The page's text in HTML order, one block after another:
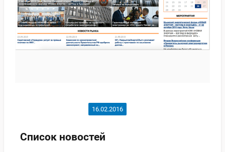
16.02.2016
Список новостей